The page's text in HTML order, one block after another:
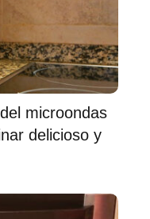
microondas
delicioso y